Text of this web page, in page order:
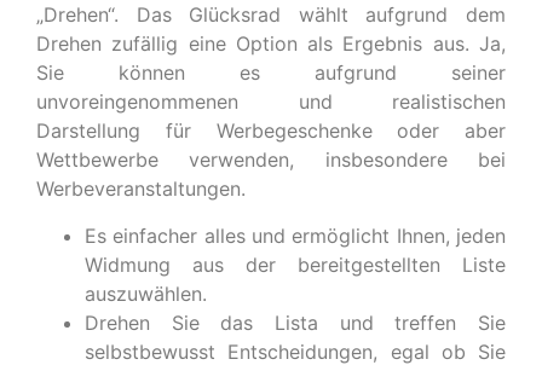
„Drehen“. Das Glücksrad wählt aufgrund dem
Drehen zufällig eine Option als Ergebnis aus. Ja,
Sie können es aufgrund seiner
unvoreingenommenen und realistischen
Darstellung für Werbegeschenke oder aber
Wettbewerbe verwenden, insbesondere bei
Werbeveranstaltungen.
Es einfacher alles und ermöglicht Ihnen, jeden
Widmung aus der bereitgestellten Liste
auszuwählen.
Drehen Sie das Lista und treffen Sie
selbstbewusst Entscheidungen, egal ob Sie